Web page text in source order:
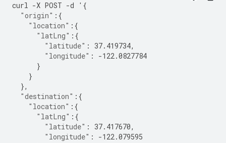
curl -X POST -d ' {
"origin" :{
"location" :{
"latLng" :{
"latitude" : 37.419734,
"longitude" :
-122.0827784
}
}
},
"destination" :{
"location" :{
"latLng" :{
"latitude" : 37.417670,
"longitude" :
-122.079595